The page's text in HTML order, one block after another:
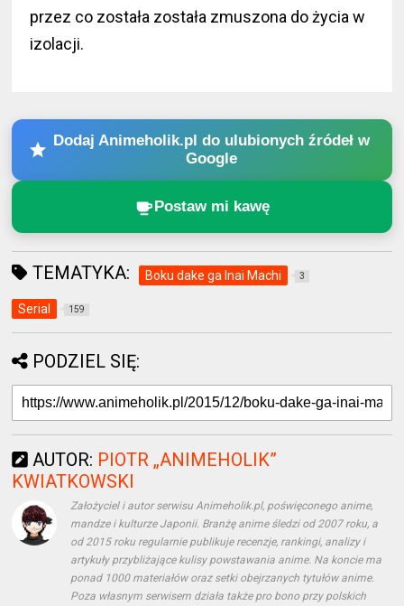
przez co została została zmuszona do życia w
izolacji.
Dodaj Animeholik.pl do ulubionych źródeł w
Google
Postaw mi kawę
TEMATYKA: Boku dake ga Inai Machi 3
Serial 159
PODZIEL SIĘ:
AUTOR: PIOTR „ANIMEHOLIK”
KWIATKOWSKI
Założyciel i autor serwisu Animeholik.pl, poświęconego anime,
mandze i kulturze Japonii. Branżę anime śledzi od 2007 roku, a
od 2015 roku regularnie publikuje recenzje, rankingi, analizy i
artykuły przybliżające kulisy powstawania anime. Na koncie ma
ponad 1000 materiałów oraz setki obejrzanych tytułów anime.
Poza własnym serwisem działa także pro bono przy polskich